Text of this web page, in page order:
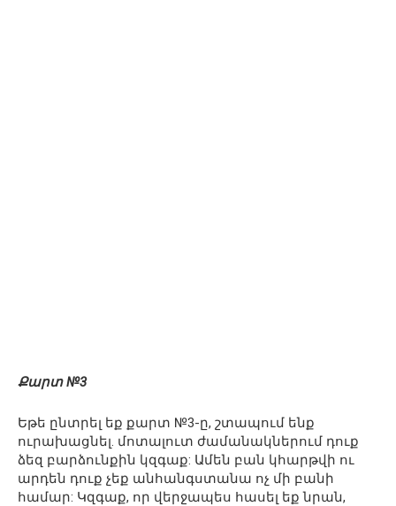
Քարտ №3
Եթե ընտրել եք քարտ №3-ը, շտապում ենք
ուրախացնել. մոտալուտ ժամանակներում դուք
ձեզ բարձունքին կզգաք: Ամեն բան կհարթվի ու
արդեն դուք չեք անհանգստանա ոչ մի բանի
համար: Կզգաք, որ վերջապես հասել եք նրան,